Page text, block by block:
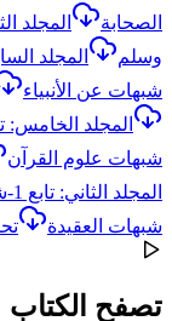
الصحابة
وسلم
شبهات عن الأنبياء
المجلد الخامس: تابع 2-شبهات علوم
شبهات علوم القرآن
المجلد الثاني: تابع 1-شبهات العقيدة
شبهات العقيدة
تصفح الكتاب